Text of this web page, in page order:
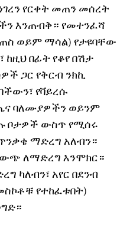
የርቀት መጠን መሰረት
እንጠብቅ። የመተንፈሻ
ወይም ማሳል) የታዩባቸው
በፊት የቆየ በሽታ
ጋር የቅርብ ንክኪ
የቫይረሱ
ባለሙያዎችን ወይንም
ቦታዎች ውስጥ የሚሰሩ
ማድረግ አለብን።
ለማድረግ እንሞክር።
ካለብን፣ አየር በደንብ
የተከፈቱበት)